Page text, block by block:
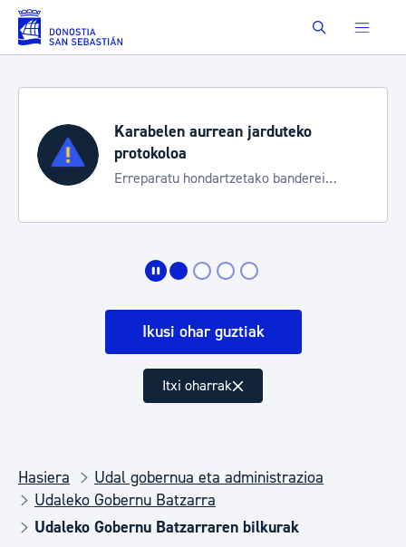
Eduki nagusira joan Buscar
Karabelen aurrean jarduteko
protokoloa
Erreparatu hondartzetako banderei
Ikusi ohar guztiak
Itxi oharrak
Hasiera
Udal gobernua eta administrazioa
Udaleko Gobernu Batzarra
Udaleko Gobernu Batzarraren bilkurak